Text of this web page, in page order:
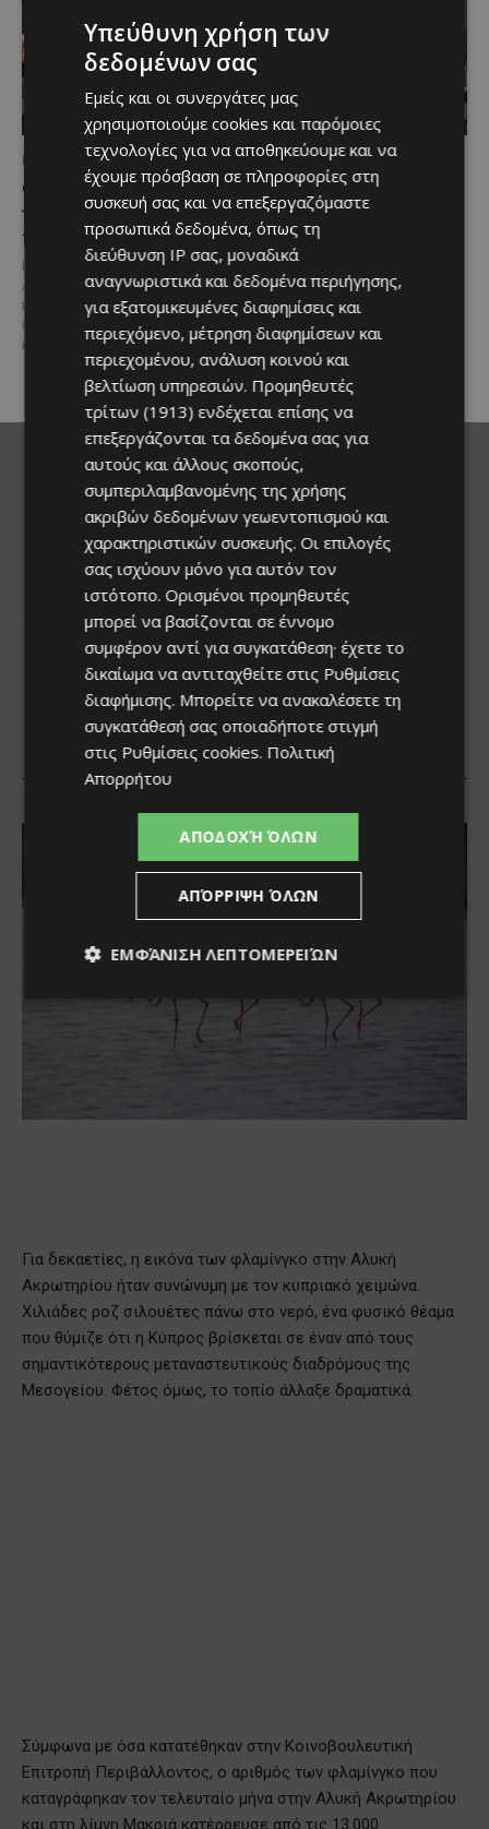
ΠΟΥ ΝΑ ΠΑΣ
Ο Αύγουστος στην Πάφο
γεμίζει μουσική, σινεμά
και πολιτισμό
Η Πάφος υποδέχεται τον
Αύγουστο με ένα πλούσιο
πρόγραμμα εκδηλώσεων που
υπόσχεται να χαρίσει μοναδικές
καλοκαιρινές εμπειρίες σε...
ΠΟΥ ΝΑ ΠΑΣ
Τα παιδιά βλέπουν
ταινίες κάτω από τ’
αστέρια στο Βοτανικό
Πάρκο Φασούλας
Αν ψάχνεις μια ξεχωριστή
καλοκαιρινή έξοδο για όλη την
οικογένεια, τότε το Βοτανικό
Πάρκο Φασούλας στη Λεμεσό
συνεχίζει...
Υπεύθυνη χρήση των
δεδομένων σας
Εμείς και οι συνεργάτες μας
χρησιμοποιούμε cookies και παρόμοιες
τεχνολογίες για να αποθηκεύουμε και να
έχουμε πρόσβαση σε πληροφορίες στη
συσκευή σας και να επεξεργαζόμαστε
προσωπικά δεδομένα, όπως τη
διεύθυνση IP σας, μοναδικά
αναγνωριστικά και δεδομένα περιήγησης,
για εξατομικευμένες διαφημίσεις και
περιεχόμενο, μέτρηση διαφημίσεων και
περιεχομένου, ανάλυση κοινού και
βελτίωση υπηρεσιών. Προμηθευτές
τρίτων (1913) ενδέχεται επίσης να
επεξεργάζονται τα δεδομένα σας για
αυτούς και άλλους σκοπούς,
συμπεριλαμβανομένης της χρήσης
ακριβών δεδομένων γεωεντοπισμού και
χαρακτηριστικών συσκευής. Οι επιλογές
σας ισχύουν μόνο για αυτόν τον
ιστότοπο. Ορισμένοι προμηθευτές
μπορεί να βασίζονται σε έννομο
συμφέρον αντί για συγκατάθεση· έχετε το
δικαίωμα να αντιταχθείτε στις Ρυθμίσεις
διαφήμισης. Μπορείτε να ανακαλέσετε τη
συγκατάθεσή σας οποιαδήποτε στιγμή
στις Ρυθμίσεις cookies. Πολιτική
Απορρήτου
ΑΠΟΔΟΧΉ ΌΛΩΝ
ΑΠΌΡΡΙΨΗ ΌΛΩΝ
ΕΜΦΆΝΙΣΗ ΛΕΠΤΟΜΕΡΕΙΏΝ